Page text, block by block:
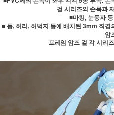
걸 시리즈의 손목과
■마킹, 눈동자
■ 등, 허리, 허벅지 등에 배치된 3mm 직경
암
프레임 암즈 걸 각 시리